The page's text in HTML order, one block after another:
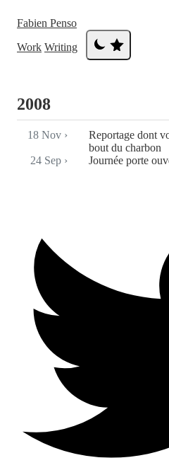
Fabien Penso
Work Writing
2008
18 Nov›
Reportage dont
bout du charbon
24 Sep› Journée porte